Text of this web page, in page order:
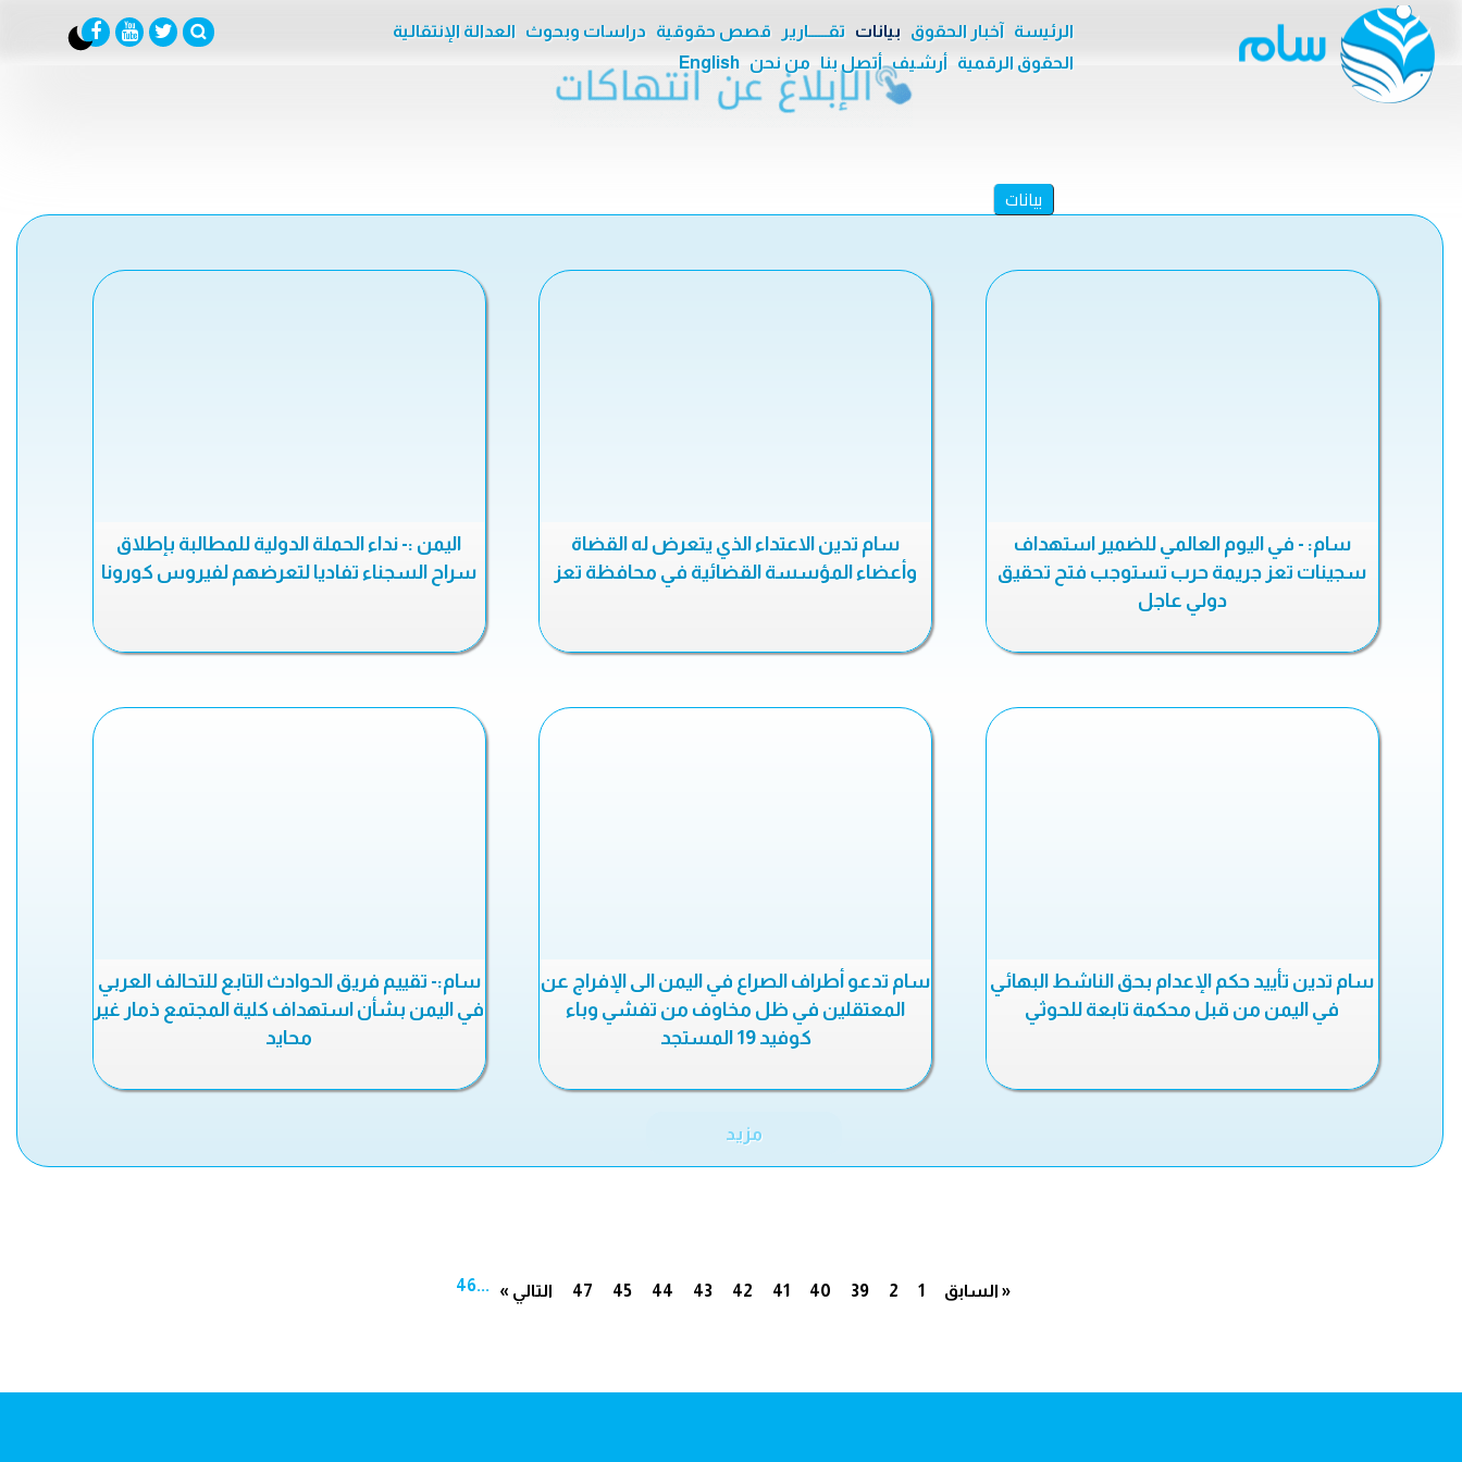
الرئيسة آخبار الحقوق بيانات تقــــــارير قصص حقوقية دراسات وبحوث
العدالة الإنتقالية
الحقوق الرقمية
أرشيف أتصل بنا من نحن English
بيانات
سام: - في اليوم العالمي للضمير استهداف
سجينات تعز جريمة حرب تستوجب فتح تحقيق
دولي عاجل
سام تدين الاعتداء الذي يتعرض له القضاة
وأعضاء المؤسسة القضائية في محافظة تعز
اليمن :- نداء الحملة الدولية للمطالبة بإطلاق
سراح السجناء تفاديا لتعرضهم لفيروس كورونا
سام تدين تأييد حكم الإعدام بحق الناشط البهائي
في اليمن من قبل محكمة تابعة للحوثي
سام تدعو أطراف الصراع في اليمن الى الإفراج عن
المعتقلين في ظل مخاوف من تفشي وباء
كوفيد 19 المستجد
سام:- تقييم فريق الحوادث التابع للتحالف العربي
في اليمن بشأن استهداف كلية المجتمع ذمار غير
محايد
مزيد
« السابق 1
2
... 39
40
41
42
43
44
45
46 47 التالي »